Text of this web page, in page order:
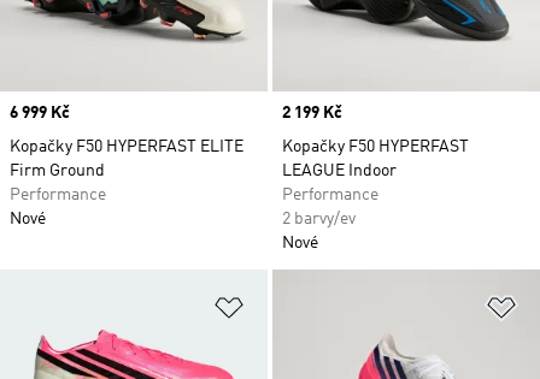
Price
6 999 Kč
Kopačky F50 HYPERFAST ELITE
Firm Ground
Performance
Nové
Price
2 199 Kč
Kopačky F50 HYPERFAST
LEAGUE Indoor
Performance
2 barvy/ev
Nové